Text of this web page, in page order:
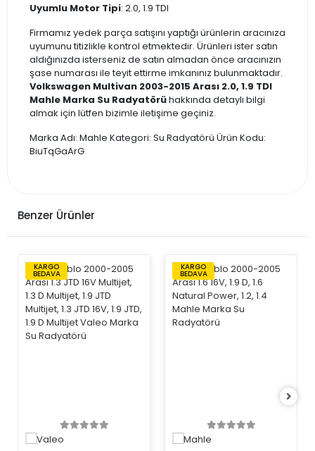
Uyumlu Motor Tipi: 2.0, 1.9 TDI
Firmamız yedek parça satışını yaptığı ürünlerin aracınıza
uyumunu titizlikle kontrol etmektedir. Ürünleri ister satın
aldığınızda isterseniz de satın almadan önce aracınızın
şase numarası ile teyit ettirme imkanınız bulunmaktadır.
Volkswagen Multivan 2003-2015 Arası 2.0, 1.9 TDI
Mahle Marka Su Radyatörühakkında detaylı bilgi
almak için lütfen bizimle iletişime geçiniz.
Marka Adı: Mahle Kategori: Su Radyatörü Ürün Kodu:
BiuTqGaArG
Benzer Ürünler
KARGO
BEDAVA
KARGO
BEDAVA